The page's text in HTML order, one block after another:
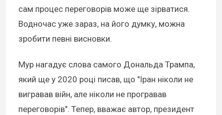
сам процес переговорів може ще зірватися.
Водночас уже зараз, на його думку, можна
зробити певні висновки.
Мур нагадує слова самого Дональда Трампа,
який ще у 2020 році писав, що "Іран ніколи не
вигравав війн, але ніколи не програвав
переговорів". Тепер, вважає автор, президент